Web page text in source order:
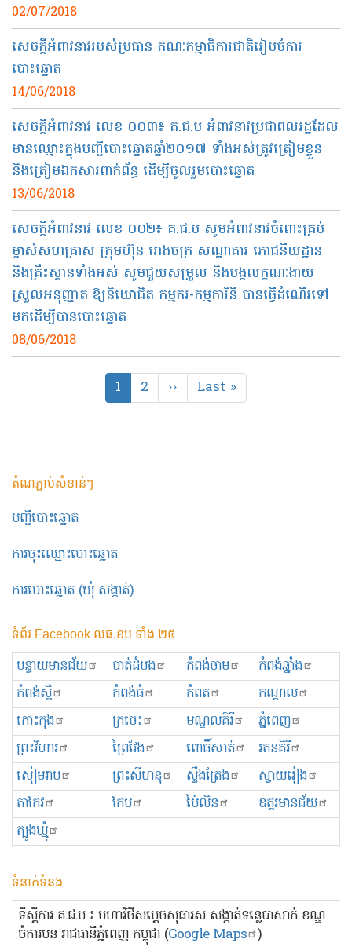
02/07/2018
សេចក្ដីអំពាវនាវ​របស់​ប្រធាន​ គណៈកម្មាធិការជាតិរៀបចំការ
បោះឆ្នោត
14/06/2018
សេចក្ដីអំពាវនាវ​ លេខ ០០៣​៖ គ.ជ.ប អំពាវនាវប្រជាពលរដ្ឋដែល
មានឈ្មោះក្នុងបញ្ជីបោះឆ្នោត​ឆ្នាំ​២០១៧​ ទាំងអស់​ត្រូវត្រៀមខ្លួន​
និង​ត្រៀម​ឯកសារពាក់ព័ន្ធ​ ដើម្បីចូលរួមបោះឆ្នោត
13/06/2018
សេចក្ដីអំពាវនាវ លេខ ០០២​៖ គ.ជ.ប សូមអំពាវនាវ​ចំពោះគ្រប់
ម្ចាស់​សហគ្រាស ក្រុមហ៊ុន រោងចក្រ សណ្ឋាគារ ភោជនីយដ្ឋាន
និង​គ្រឹះស្ថាន​ទាំងអស់​ សូមជួយសម្រួល និង​បង្កលក្ខណៈងាយ
ស្រួលអនុញ្ញាត​ ឱ្យនិយោជិត កម្មករ-កម្មការិនី បានធ្វើដំណើរទៅ​
មក​ដើម្បីបានបោះឆ្នោត
08/06/2018
Current
page
1 Page
2
Next
page
››
Last
page
Last »
តំណភ្ជាប់សំខាន់ៗ
បញ្ជីបោះឆ្នោត
ការចុះឈ្មោះបោះឆ្នោត
ការបោះឆ្នោត (ឃុំ សង្កាត់)
ទំព័រ Facebook លធ.ខប ទាំង ២៥
បន្ទាយមានជ័យ បាត់ដំបង កំពង់ចាម
កំពង់ឆ្នាំង
កំពង់ស្ពឺ
កំពង់ធំ កំពត
កណ្ដាល
កោះកុង
ក្រចេះ មណ្ឌលគិរី
ភ្នំពេញ
ព្រះ​វិហារ
ព្រៃវែង ពោធិ៍សាត់
រតនគិរី
សៀមរាប
ព្រះសីហនុ ស្ទឹងត្រែង
ស្វាយរៀង
តាកែវ
កែប ប៉ៃលិន
ឧត្ដរមានជ័យ
ត្បូងឃ្មុំ
ទំនាក់ទំនង
ទីស្ដីការ គ.ជ.ប ៖ មហាវិថីសម្ដេចសុធារស សង្កាត់ទន្លេបាសាក់ ខណ្ឌ
ចំការមន រាជធានីភ្នំពេញ កម្ពុជា (Google Maps )